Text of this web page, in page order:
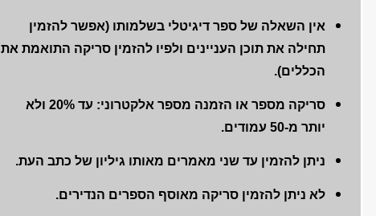
אין השאלה של ספר דיגיטלי בשלמותו (אפשר להזמין
תחילה את תוכן העניינים ולפיו להזמין סריקה התואמת את
הכללים).
סריקה מספר או הזמנה מספר אלקטרוני: עד 20% ולא
יותר מ-50 עמודים.
ניתן להזמין עד שני מאמרים מאותו גיליון של כתב העת.
לא ניתן להזמין סריקה מאוסף הספרים הנדירים.